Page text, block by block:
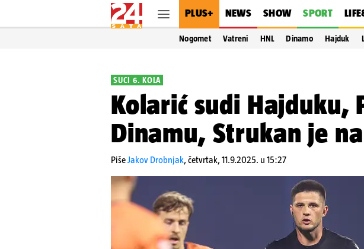
PLUS+ NEWS SHOW SPORT
Nogomet Vatreni HNL Dinamo Hajduk
SUCI 6. KOLA
Kolarić sudi Hajduku,
Dinamu, Strukan je
PišeJakov Drobnjak,četvrtak, 11.9.2025. u 15:27